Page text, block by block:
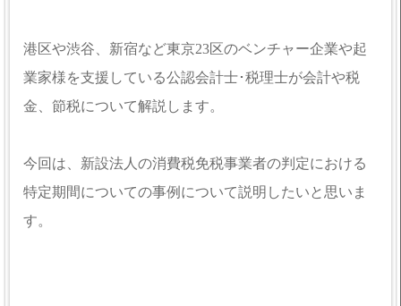
港区や渋谷、新宿など東京23区のベンチャー企業や起
業家様を支援している公認会計士･税理士が会計や税
金、節税について解説します。
今回は、新設法人の消費税免税事業者の判定における
特定期間についての事例について説明したいと思いま
す。